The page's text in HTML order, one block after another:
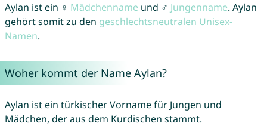
Aylan ist ein ♀ Mädchenname und ♂ Jungenname. Aylan
gehört somit zu den geschlechtsneutralen Unisex-
Namen.
Woher kommt der Name Aylan?
Aylan ist ein türkischer Vorname für Jungen und
Mädchen, der aus dem Kurdischen stammt.